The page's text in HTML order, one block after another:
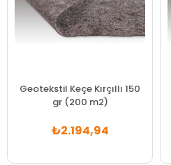
Geotekstil Keçe Kırçıllı 150
gr (200 m2)
₺2.194,94